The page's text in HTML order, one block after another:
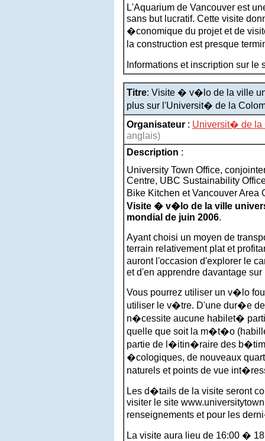
L'Aquarium de Vancouver est
sans but lucratif. Cette visite
�conomique du projet et de
la construction est presque
Informations et inscription sur
Titre: Visite � v�lo de la ville
plus sur l'Universit� de la
Organisateur : Universit� de la
anglais)
Description :
University Town Office,
Centre, UBC Sustainability
Bike Kitchen et Vancouver
Visite � v�lo de la ville
mondial de juin 2006.
Ayant choisi un moyen de
terrain relativement plat et
auront l'occasion d'explorer le
et d'en apprendre davantage
Vous pourrez utiliser un v�lo
utiliser le v�tre. D'une dur�e
n�cessite aucune habilet�
quelle que soit la m�t�o
partie de l�itin�raire des
�cologiques, de nouveaux
naturels et points de vue
Les d�tails de la visite seront
visiter le site
renseignements et pour les
La visite aura lieu de 16:00 �